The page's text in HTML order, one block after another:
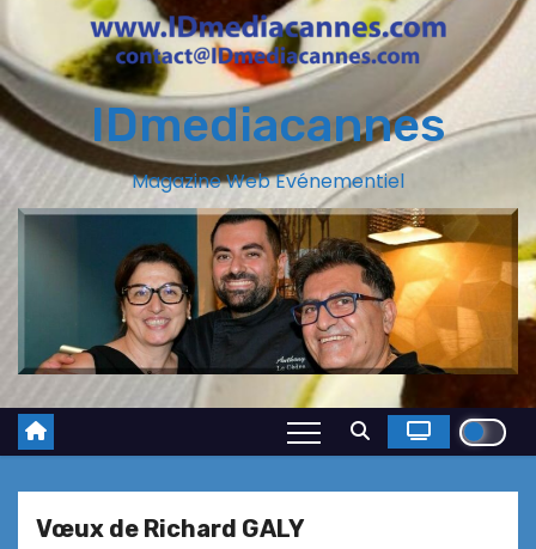
IDmediacannes
Magazine Web Evénementiel
Vœux de Richard GALY